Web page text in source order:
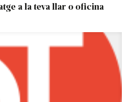
a la teva llar o oficina